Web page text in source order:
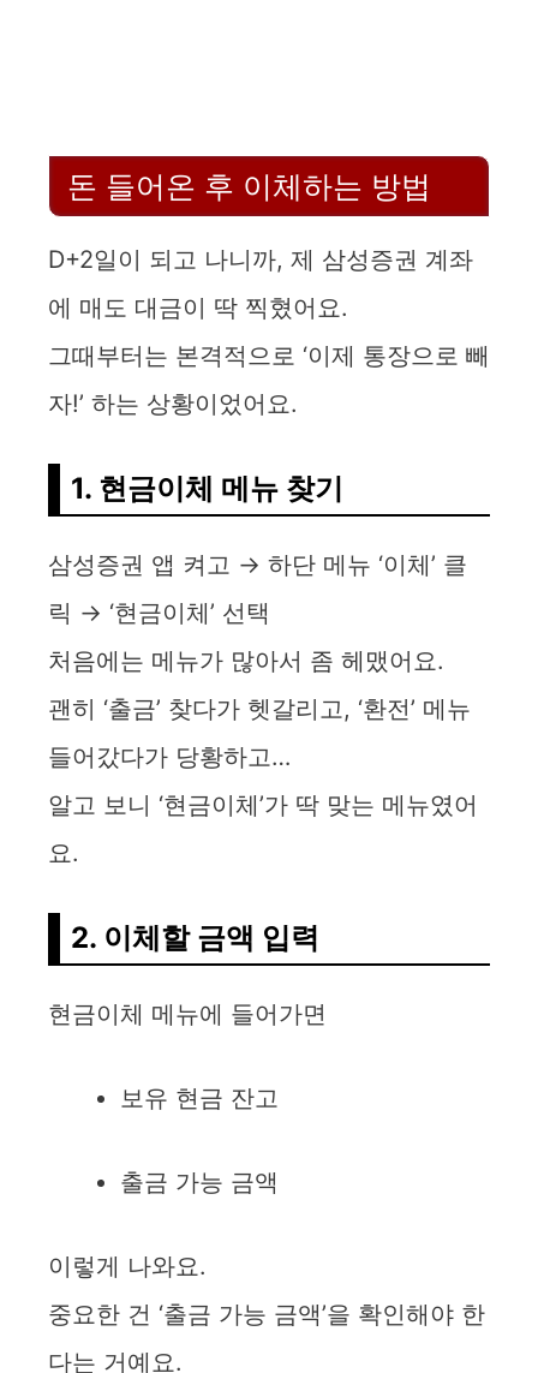
돈 들어온 후 이체하는 방법
D+2일이 되고 나니까, 제 삼성증권 계좌
에 매도 대금이 딱 찍혔어요.
그때부터는 본격적으로 ‘이제 통장으로 빼
자!’ 하는 상황이었어요.
1. 현금이체 메뉴 찾기
삼성증권 앱 켜고 → 하단 메뉴 ‘이체’ 클
릭 → ‘현금이체’ 선택
처음에는 메뉴가 많아서 좀 헤맸어요.
괜히 ‘출금’ 찾다가 헷갈리고, ‘환전’ 메뉴
들어갔다가 당황하고…
알고 보니 ‘현금이체’가 딱 맞는 메뉴였어
요.
2. 이체할 금액 입력
현금이체 메뉴에 들어가면
보유 현금 잔고
출금 가능 금액
이렇게 나와요.
중요한 건 ‘출금 가능 금액’을 확인해야 한
다는 거예요.